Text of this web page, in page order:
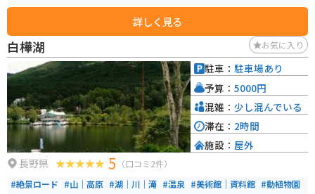
る。
詳しく見る
白樺湖 お気に入り
長野県 5 （口コミ2件）
#絶景ロード #山｜高原 #湖｜川｜滝 #温泉 #美術館｜資料館 #動植物園
駐車： 駐車場あり
予算： 5000円
混雑： 少し混んでいる
滞在： 2時間
施設： 屋外